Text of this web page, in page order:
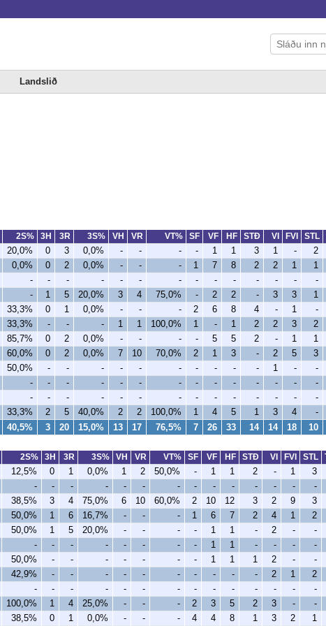
Landslið
2S% 3H 3R 3S% VH VR VT% SF VF HF STÐ VI FVI STL
20,0% 0 3 0,0% - - - - 1 1 3 1 - 2
0,0% 0 2 0,0% - - - 1 7 8 2 2 1 1
- - - - - - - - - - - - - -
- 1 5 20,0% 3 4 75,0% - 2 2 - 3 3 1
33,3% 0 1 0,0% - - - 2 6 8 4 - 1 -
33,3% - - - 1 1 100,0% 1 - 1 2 2 3 2
85,7% 0 2 0,0% - - - - 5 5 2 - 1 1
60,0% 0 2 0,0% 7 10 70,0% 2 1 3 - 2 5 3
50,0% - - - - - - - - - - 1 - -
- - - - - - - - - - - - - -
- - - - - - - - - - - - - -
33,3% 2 5 40,0% 2 2 100,0% 1 4 5 1 3 4 -
40,5% 3 20 15,0% 13 17 76,5% 7 26 33 14 14 18 10
2S% 3H 3R 3S% VH VR VT% SF VF HF STÐ VI FVI STL
12,5% 0 1 0,0% 1 2 50,0% - 1 1 2 - 1 3
- - - - - - - - - - - - - -
38,5% 3 4 75,0% 6 10 60,0% 2 10 12 3 2 9 3
50,0% 1 6 16,7% - - - 1 6 7 2 4 1 2
50,0% 1 5 20,0% - - - - 1 1 - 2 - -
- - - - - - - - 1 1 - - - -
50,0% - - - - - - - 1 1 1 2 - -
42,9% - - - - - - - - - - 2 1 2
- - - - - - - - - - - - - -
100,0% 1 4 25,0% - - - 2 3 5 2 3 - -
38,5% 0 1 0,0% - - - 4 4 8 1 3 2 1